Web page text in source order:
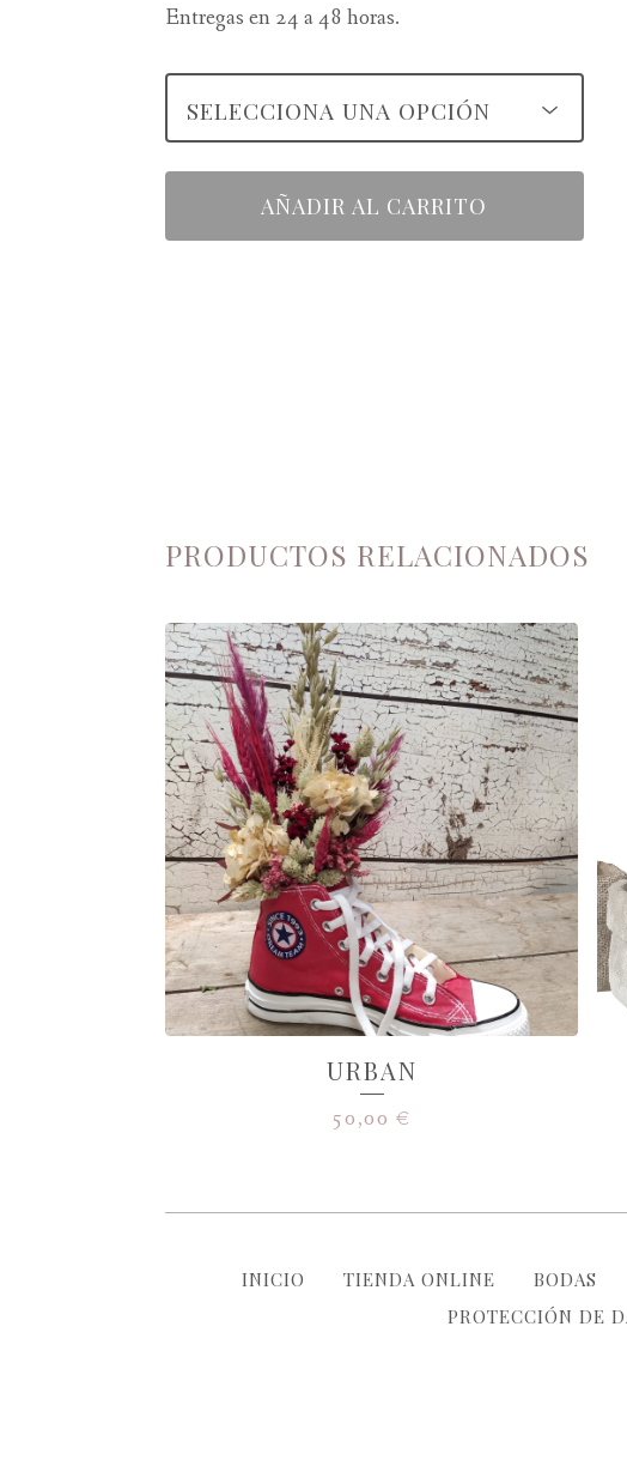
Entregas en 24 a 48 horas.
AÑADIR AL CARRITO
PRODUCTOS RELACIONADOS
URBAN
50,00€
INICIO TIENDA ONLINE BODAS
PROTECCIÓN DE